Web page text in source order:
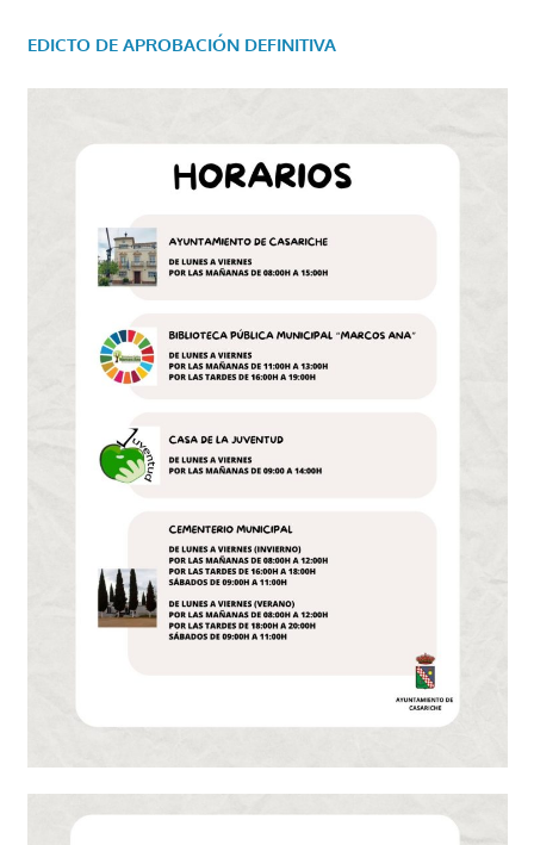
EDICTO DE APROBACIÓN DEFINITIVA